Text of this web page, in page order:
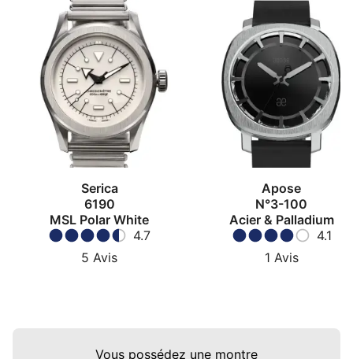
Serica
6190
MSL Polar White
4.7
5 Avis
Apose
N°3-100
Acier & Palladium
4.1
1 Avis
Vous possédez une montre